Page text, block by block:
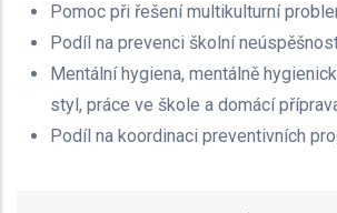
Pomoc při řešení multikulturní
Podíl na prevenci školní
Mentální hygiena, mentálně
styl, práce ve škole a domácí
Podíl na koordinaci preventivních